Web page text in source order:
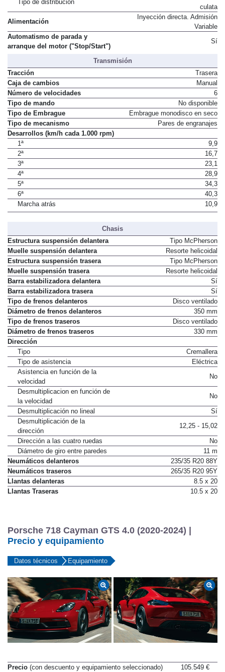
Tipo de distribución
Dos árboles de levas en cada
culata
Alimentación
Inyección directa. Admisión
Automatismo de parada y
Transmisión
Tracción
Trasera
Caja de cambios
Manual
Número de velocidades
6
Tipo de mando
No disponible
Tipo de Embrague
Embrague monodisco en seco
Tipo de mecanismo
Desarrollos (km/h cada 1.000 rpm)
1ª
9,9
2ª
16,7
3ª
23,1
4ª
28,9
5ª
34,3
6ª
40,3
Marcha atrás
10,9
Chasis
Estructura suspensión delantera
Tipo McPherson
Muelle suspensión delantera
Resorte helicoidal
Estructura suspensión trasera
Tipo McPherson
Muelle suspensión trasera
Resorte helicoidal
Barra estabilizadora delantera
Sí
Barra estabilizadora trasera
Sí
Tipo de frenos delanteros
Disco ventilado
Diámetro de frenos delanteros
350 mm
Tipo de frenos traseros
Disco ventilado
Diámetro de frenos traseros
Dirección
Tipo
Cremallera
Tipo de asistencia
Asistencia en función de la
velocidad
No
Desmultiplicacion en función de
la velocidad
No
Desmultiplicación no lineal
Desmultiplicación de la
dirección
12,25 - 15,02
Dirección a las cuatro ruedas
No
Diámetro de giro entre paredes
11 m
Neumáticos delanteros
235/35 R20 88Y
Neumáticos traseros
265/35 R20 95Y
Llantas delanteras
8.5 x 20
Porsche 718 Cayman GTS 4.0 (2020-2024) |
Precio y equipamiento